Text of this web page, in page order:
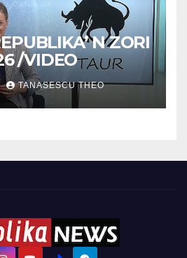
N ZORI
/VIDEO
TANASESCU THEO